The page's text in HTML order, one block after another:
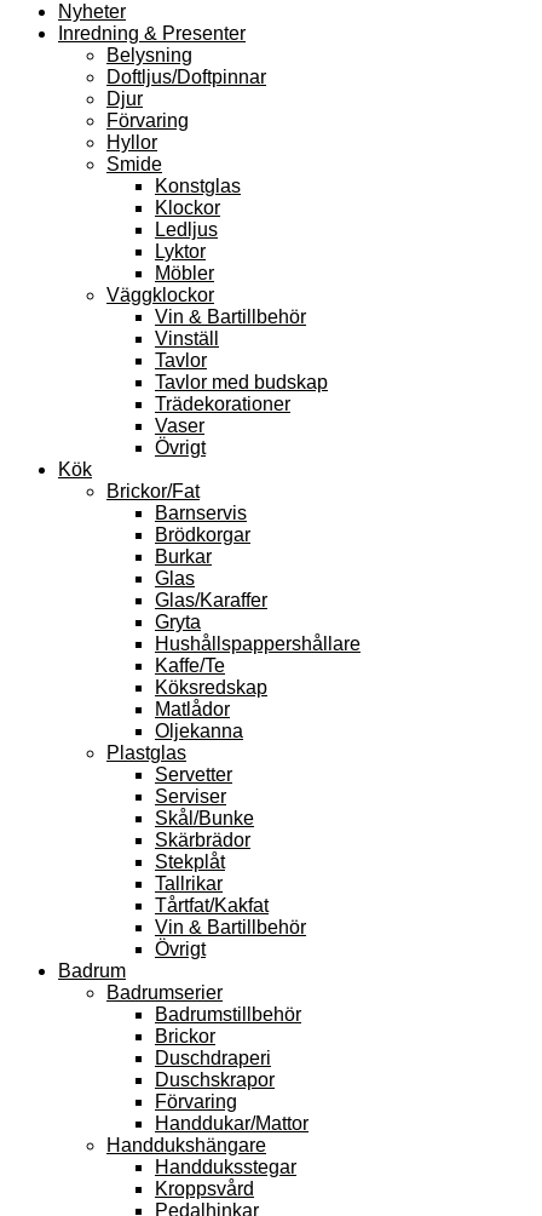
Nyheter
Inredning & Presenter
Belysning
Doftljus/Doftpinnar
Djur
Förvaring
Hyllor
Smide
Konstglas
Klockor
Ledljus
Lyktor
Möbler
Väggklockor
Vin & Bartillbehör
Vinställ
Tavlor
Tavlor med budskap
Trädekorationer
Vaser
Övrigt
Kök
Brickor/Fat
Barnservis
Brödkorgar
Burkar
Glas
Glas/Karaffer
Gryta
Hushållspappershållare
Kaffe/Te
Köksredskap
Matlådor
Oljekanna
Plastglas
Servetter
Serviser
Skål/Bunke
Skärbrädor
Stekplåt
Tallrikar
Tårtfat/Kakfat
Vin & Bartillbehör
Övrigt
Badrum
Badrumserier
Badrumstillbehör
Brickor
Duschdraperi
Duschskrapor
Förvaring
Handdukar/Mattor
Handdukshängare
Handduksstegar
Kroppsvård
Pedalhinkar